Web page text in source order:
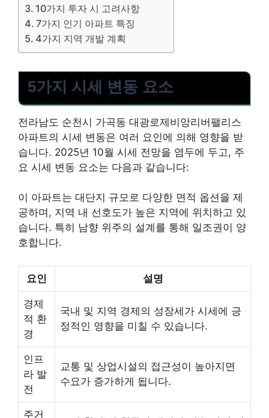
10가지 투자 시 고려사항
7가지 인기 아파트 특징
4가지 지역 개발 계획
5가지 시세 변동 요소
전라남도 순천시 가곡동 대광로제비앙리버팰리스
아파트의 시세 변동은 여러 요인에 의해 영향을 받
습니다. 2025년 10월 시세 전망을 염두에 두고, 주
요 시세 변동 요소는 다음과 같습니다:
이 아파트는 대단지 규모로 다양한 면적 옵션을 제
공하며, 지역 내 선호도가 높은 지역에 위치하고 있
습니다. 특히 남향 위주의 설계를 통해 일조권이 양
호합니다.
요인 설명
경제
적 환
경
국내 및 지역 경제의 성장세가 시세에 긍
정적인 영향을 미칠 수 있습니다.
인프
라 발
전
교통 및 상업시설의 접근성이 높아지면
수요가 증가하게 됩니다.
주거